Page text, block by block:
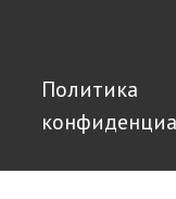
Политика